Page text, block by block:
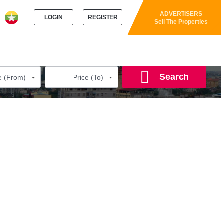
LOGIN REGISTER
ADVERTISERS
Sell The Properties
(From) Price (To) Search